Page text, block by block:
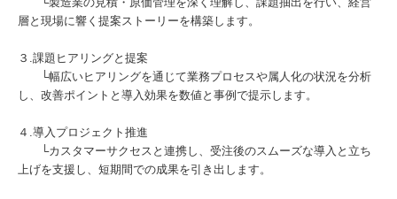
層と現場に響く提案ストーリーを構築します。
３.課題ヒアリングと提案
└幅広いヒアリングを通じて業務プロセスや属人化の状況を分析
し、改善ポイントと導入効果を数値と事例で提示します。
４.導入プロジェクト推進
└カスタマーサクセスと連携し、受注後のスムーズな導入と立ち
上げを支援し、短期間での成果を引き出します。